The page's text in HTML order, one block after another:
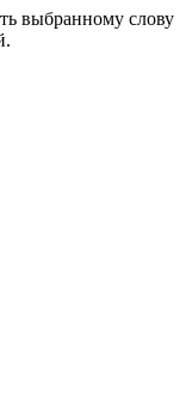
выбранному слову